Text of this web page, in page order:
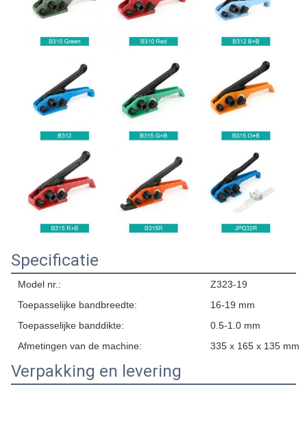
Specificatie
Model nr.:
Z323-19
Toepasselijke bandbreedte:
16-19 mm
Toepasselijke banddikte:
0.5-1.0 mm
Afmetingen van de machine:
335 x 165 x 135 mm
Verpakking en levering